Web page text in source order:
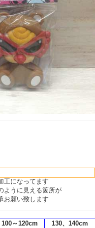
工になってます
ように見える箇所が
お願い致します
100～120cm
130、140cm